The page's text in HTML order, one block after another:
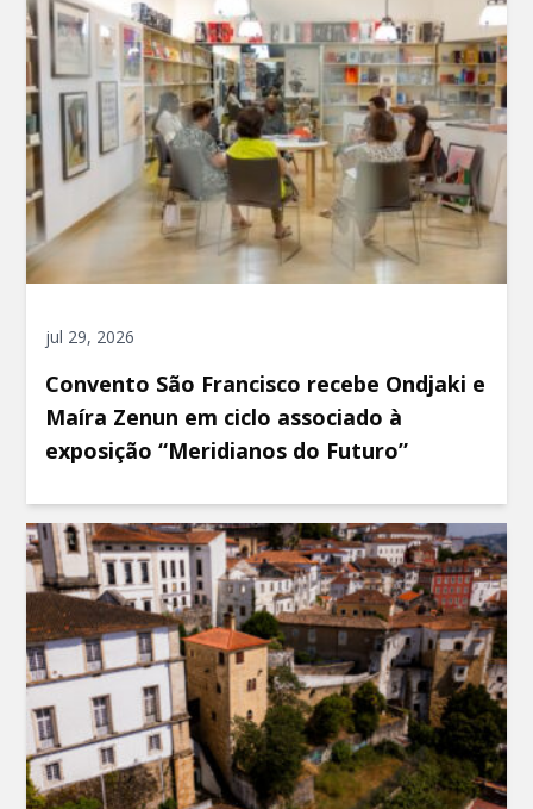
jul 29, 2026
Convento São Francisco recebe Ondjaki e
Maíra Zenun em ciclo associado à
exposição “Meridianos do Futuro”